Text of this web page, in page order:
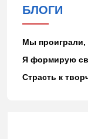
БЛОГИ
Мы
Я формирую
Страсть к